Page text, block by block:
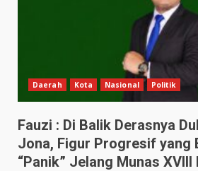
Daerah Kota Nasional Politik
Fauzi : Di Balik Derasnya
Jona, Figur Progresif yang
“Panik” Jelang Munas XVIII